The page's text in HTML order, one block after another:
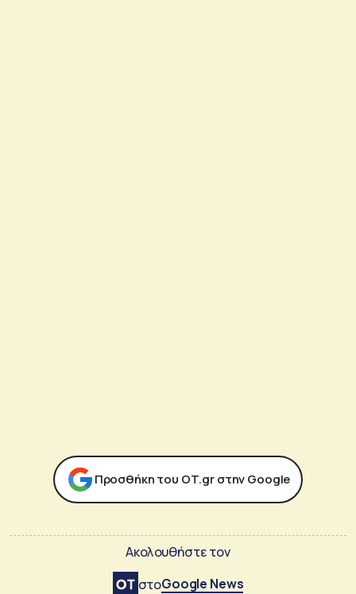
Προσθήκη του ΟΤ.gr στην Google
Ακολουθήστε τον
στοGoogle News